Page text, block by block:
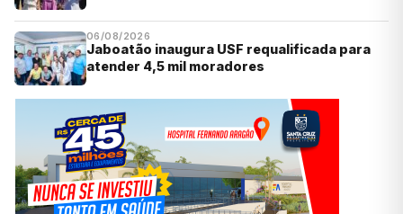
06/08/2026
Jaboatão inaugura USF requalificada para
atender 4,5 mil moradores